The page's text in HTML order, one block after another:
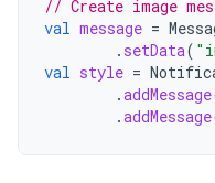
// Create image
val message =
. setData(
val style =
.addMessage
.addMessage